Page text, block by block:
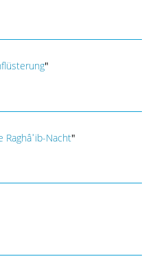
"
Nacht"